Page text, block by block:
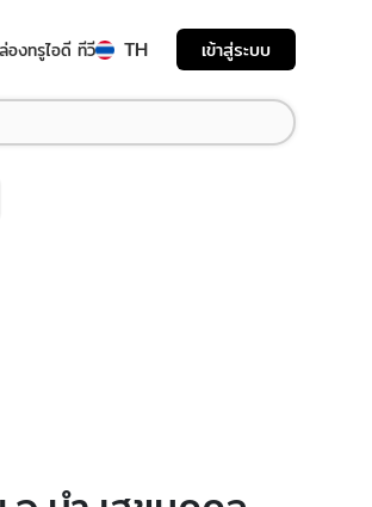
องทรูไอดี ทีวี TH เข้าสู่ระบบ